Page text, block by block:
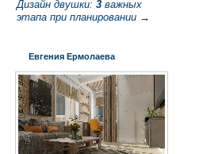
Дизайн двушки: 3 важных
этапа при планировании →
Евгения Ермолаева